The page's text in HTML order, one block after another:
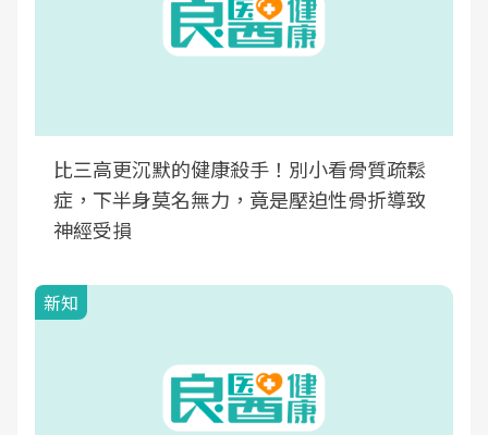
比三高更沉默的健康殺手！別小看骨質疏鬆
症，下半身莫名無力，竟是壓迫性骨折導致
神經受損
新知